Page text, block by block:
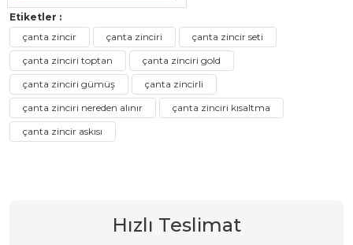
Etiketler :
çanta zincir
çanta zinciri
çanta zincir seti
çanta zinciri toptan
çanta zinciri gold
çanta zinciri gümüş
çanta zincirli
çanta zinciri nereden alınır
çanta zinciri kısaltma
çanta zincir askısı
Hızlı Teslimat